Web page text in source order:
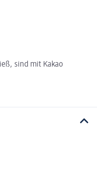
sind mit Kakao